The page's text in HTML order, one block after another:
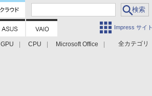
Impress サイト
全カテゴリ
GPU CPU
Microsoft Office